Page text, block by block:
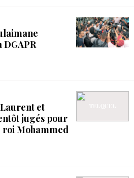
DGAPR
et
jugés pour
roi Mohammed